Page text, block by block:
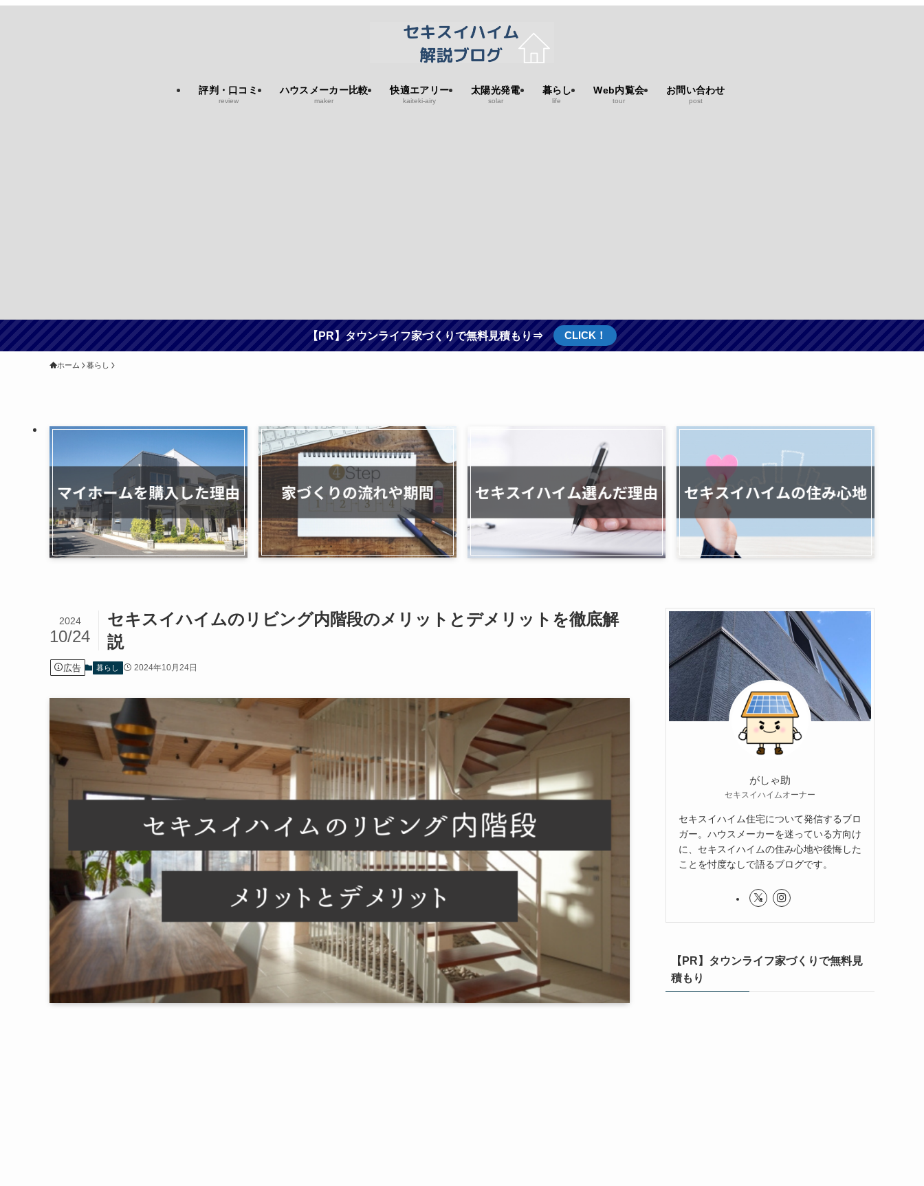
評判・口コミ
review
ハウスメーカー比較
maker
快適エアリー
kaiteki-airy
太陽光発電
solar
暮らし
life
Web内覧会
tour
お問い合わせ
post
【PR】タウンライフ家づくりで無料見積もり⇒ CLICK！
ホーム 暮らし
セキスイハイムのリビング内階段のメリットとデメリットを徹底解
説
2024
10/24
広告 暮らし 2024年10月24日
がしゃ助
セキスイハイムオーナー
セキスイハイム住宅について発信するブロ
ガー。ハウスメーカーを迷っている方向け
に、セキスイハイムの住み心地や後悔した
ことを忖度なしで語るブログです。
【PR】タウンライフ家づくりで無料見
積もり